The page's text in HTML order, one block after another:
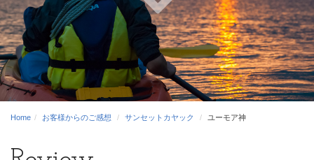
Home お客様からのご感想 サンセットカヤック ユーモア神